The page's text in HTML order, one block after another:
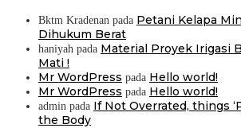
Bktm Kradenan pada Petani Kelapa
Dihukum Berat
haniyah pada Material Proyek Irigasi
Mati !
Mr WordPress pada Hello world!
Mr WordPress pada Hello world!
admin pada If Not Overrated, things
the Body